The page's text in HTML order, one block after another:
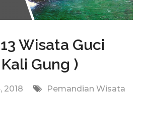
Wisata Guci
Gung )
2018
Pemandian Wisata